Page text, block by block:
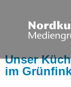
Unser
im